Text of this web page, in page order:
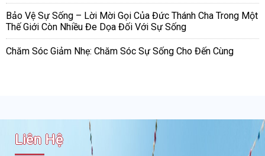
Bảo Vệ Sự Sống – Lời Mời Gọi Của Đức Thánh Cha Trong Một
Thế Giới Còn Nhiều Đe Dọa Đối Với Sự Sống
Chăm Sóc Giảm Nhẹ: Chăm Sóc Sự Sống Cho Đến Cùng
Liên Hệ